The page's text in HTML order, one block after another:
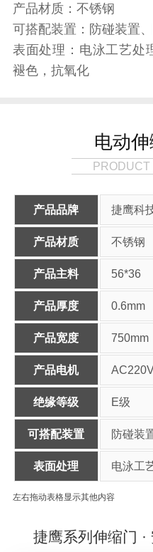
产品材质：不锈钢
可搭配装置：防碰装置
表面处理：电泳工艺处
褪色，抗氧化
电动
PRODUCT
产品品牌 捷鹰科
产品材质 不锈钢
产品主料 56*36
产品厚度 0.6mm
产品宽度 750mm
产品电机
绝缘等级 E级
可搭配装置 防碰装
表面处理 电泳工
左右拖动表格显示其他内容
捷鹰系列伸缩门